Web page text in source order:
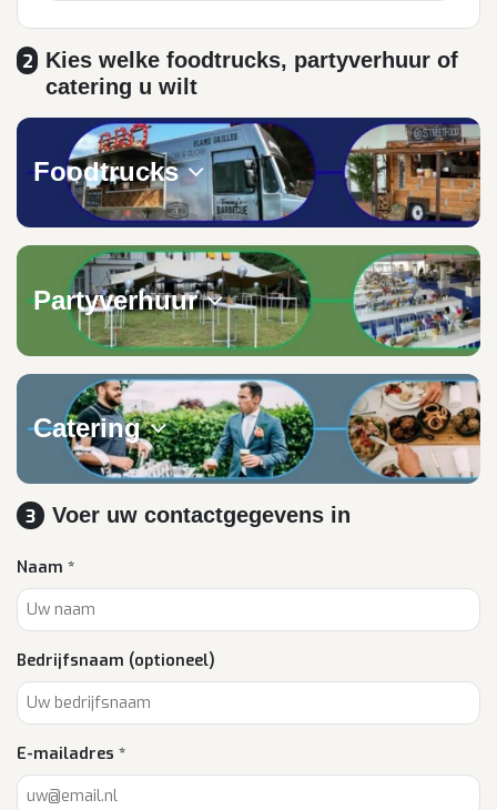
2
Kies welke foodtrucks, partyverhuur of
catering u wilt
Foodtrucks
Partyverhuur
Catering
3 Voer uw contactgegevens in
Naam *
Bedrijfsnaam (optioneel)
E-mailadres *